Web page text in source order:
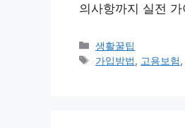
의사항까지 실전
카
테
생활꿀팁
태
가입방법, 고용보험,